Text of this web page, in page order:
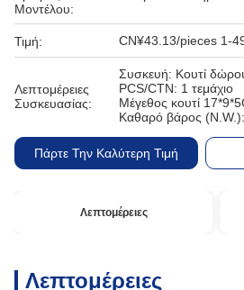
Μοντέλου:
Τιμή: CN¥43.13/pieces 1-
Λεπτομέρειες
Συσκευασίας:
Συσκευή: Κουτί
PCS/CTN: 1 τεμάχιο
Μέγεθος κουτί
Καθαρό βάρος
Πάρτε Την Καλύτερη Τιμή
Λεπτομέρειες
Λεπτομέρειες